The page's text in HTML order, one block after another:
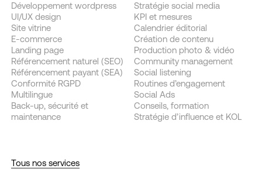
Développement wordpress
UI/UX design
Site vitrine
E-commerce
Landing page
Référencement naturel (SEO)
Référencement payant (SEA)
Conformité RGPD
Multilingue
Back-up, sécurité et
maintenance
Stratégie social media
KPI et mesures
Calendrier éditorial
Création de contenu
Production photo & vidéo
Community management
Social listening
Routines d’engagement
Social Ads
Conseils, formation
Stratégie d’influence et KOL
Tous nos services